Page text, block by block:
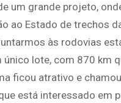
um grande projeto,
ao Estado de trechos
às rodovias
lote, com 870 km
ficou atrativo e
está interessado em